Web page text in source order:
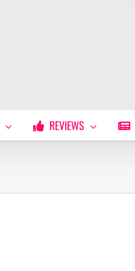
REVIEWS